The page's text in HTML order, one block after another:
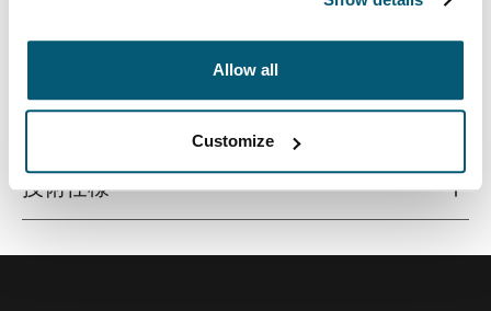
Allow all
Customize
すべての機能
技術仕様